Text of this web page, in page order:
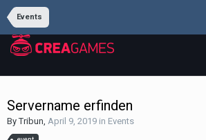
Events
Servername erfinden
ByTribun, April 9, 2019 in Events